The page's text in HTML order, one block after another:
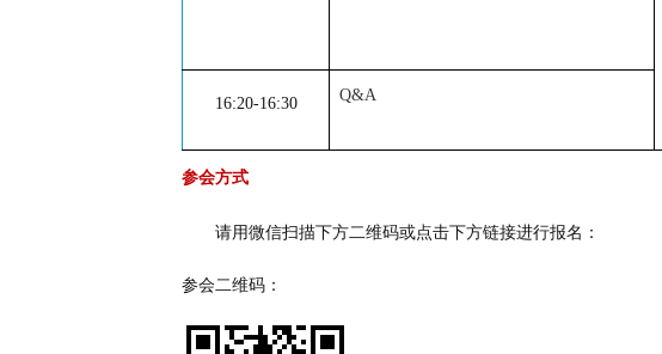
16:20-16:30 Q&A
参会方式
请用微信扫描下方二维码或点击下方链接进行报名：
参会二维码：